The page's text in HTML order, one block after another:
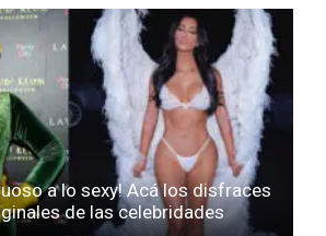
a lo sexy! Acá los disfraces
de las celebridades